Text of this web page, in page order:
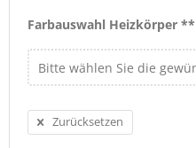
Farbauswahl Heizkörper **
Zurücksetzen